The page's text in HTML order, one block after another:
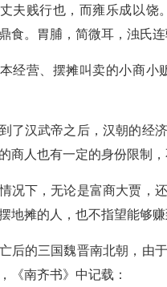
夫贱行也，而雍乐成以饶
食。胃脯，简微耳，浊氏
经营、摆摊叫卖的小商小
了汉武帝之后，汉朝的经
商人也有一定的身份限制
况下，无论是富商大贾，
地摊的人，也不指望能够赚
后的三国魏晋南北朝，由
《南齐书》中记载：